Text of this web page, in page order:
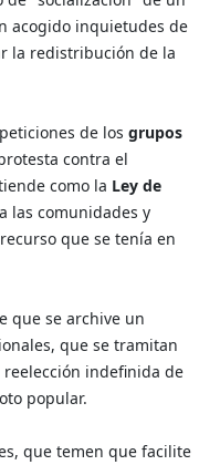
acogido inquietudes de
la redistribución de la
de los grupos
contra el
como la Ley de
las comunidades y
que se tenía en
que se archive un
que se tramitan
indefinida de
popular.
que temen que facilite